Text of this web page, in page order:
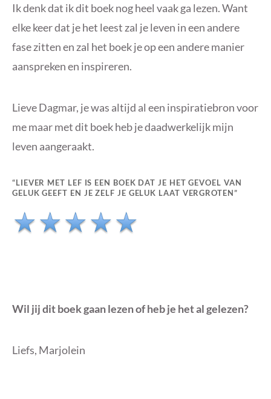
Ik denk dat ik dit boek nog heel vaak ga lezen. Want
elke keer dat je het leest zal je leven in een andere
fase zitten en zal het boek je op een andere manier
aanspreken en inspireren.
Lieve Dagmar, je was altijd al een inspiratiebron voor
me maar met dit boek heb je daadwerkelijk mijn
leven aangeraakt.
“LIEVER MET LEF IS EEN BOEK DAT JE HET GEVOEL VAN
GELUK GEEFT EN JE ZELF JE GELUK LAAT VERGROTEN”
Wil jij dit boek gaan lezen of heb je het al gelezen?
Liefs, Marjolein